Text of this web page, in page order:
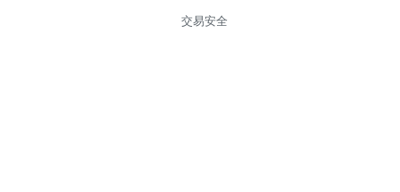
交易安全